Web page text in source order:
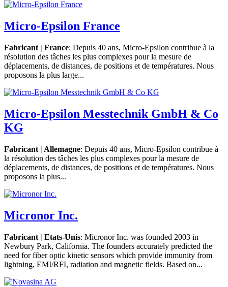
Micro-Epsilon France
Fabricant | France: Depuis 40 ans, Micro-Epsilon contribue à la
résolution des tâches les plus complexes pour la mesure de
déplacements, de distances, de positions et de températures. Nous
proposons la plus large...
Micro-Epsilon Messtechnik GmbH & Co
KG
Fabricant | Allemagne: Depuis 40 ans, Micro-Epsilon contribue à
la résolution des tâches les plus complexes pour la mesure de
déplacements, de distances, de positions et de températures. Nous
proposons la plus...
Micronor Inc.
Fabricant | Etats-Unis: Micronor Inc. was founded 2003 in
Newbury Park, California. The founders accurately predicted the
need for fiber optic kinetic sensors which provide immunity from
lightning, EMI/RFI, radiation and magnetic fields. Based on...